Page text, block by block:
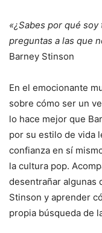
«¿Sabes por qué
preguntas a las que
Barney Stinson
En el emocionante
sobre cómo ser un
lo hace mejor que
por su estilo de vida
confianza en sí
la cultura pop.
desentrañar algunas
Stinson y aprender
propia búsqueda de